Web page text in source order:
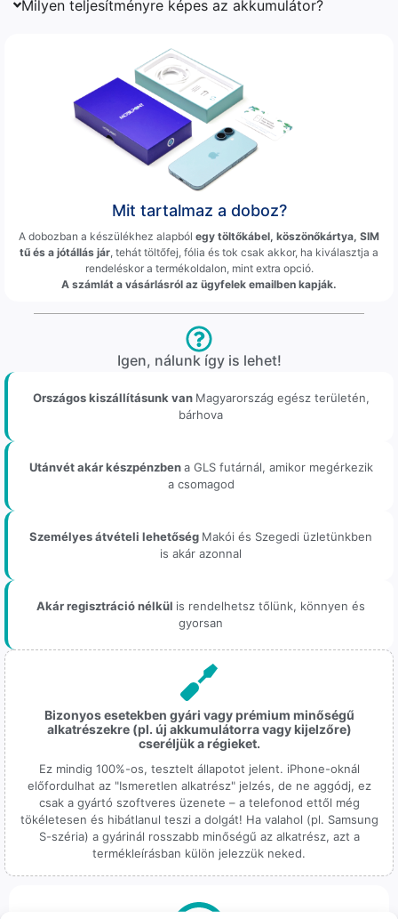
Milyen teljesítményre képes az akkumulátor?
Mit tartalmaz a doboz?
A dobozban a készülékhez alapból egy töltőkábel, köszönőkártya, SIM
tű és a jótállás jár, tehát töltőfej, fólia és tok csak akkor, ha kiválasztja a
rendeléskor a termékoldalon, mint extra opció.
A számlát a vásárlásról az ügyfelek emailben kapják.
Igen, nálunk így is lehet!
Országos kiszállításunk van Magyarország egész területén,
bárhova
Utánvét akár készpénzbena GLS futárnál, amikor megérkezik
a csomagod
Személyes átvételi lehetőség Makói és Szegedi üzletünkben
is akár azonnal
Akár regisztráció nélkül is rendelhetsz tőlünk, könnyen és
gyorsan
Bizonyos esetekben gyári vagy prémium minőségű
alkatrészekre (pl. új akkumulátorra vagy kijelzőre)
cseréljük a régieket.
Ez mindig 100%-os, tesztelt állapotot jelent. iPhone-oknál
előfordulhat az "Ismeretlen alkatrész" jelzés, de ne aggódj, ez
csak a gyártó szoftveres üzenete – a telefonod ettől még
tökéletesen és hibátlanul teszi a dolgát! Ha valahol (pl. Samsung
S-széria) a gyárinál rosszabb minőségű az alkatrész, azt a
termékleírásban külön jelezzük neked.